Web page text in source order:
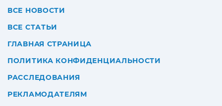
ВСЕ НОВОСТИ
ВСЕ СТАТЬИ
ГЛАВНАЯ СТРАНИЦА
ПОЛИТИКА КОНФИДЕНЦИАЛЬНОСТИ
РАССЛЕДОВАНИЯ
РЕКЛАМОДАТЕЛЯМ